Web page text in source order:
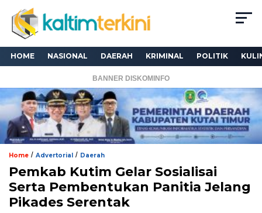
HOME NASIONAL DAERAH KRIMINAL POLITIK
BANNER DISKOMINFO
Home / Advertorial / Daerah
Pemkab Kutim Gelar Sosialisai
Serta Pembentukan Panitia Jelang
Pikades Serentak